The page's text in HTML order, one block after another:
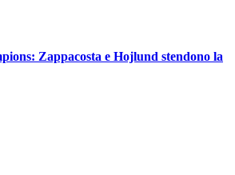
Zappacosta e Hojlund stendono la